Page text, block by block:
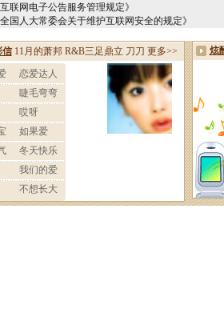
联网电子公告服务管理规定》
国人大常委会关于维护互联网安全的规定》